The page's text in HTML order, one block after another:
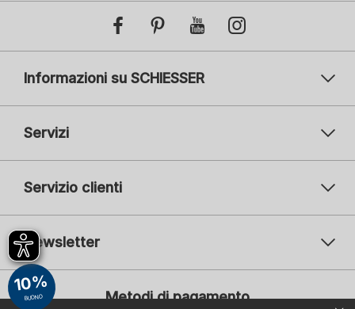
Informazioni su SCHIESSER
Servizi
Servizio clienti
Newsletter
Il vostro indirizzo e-mail
Iscrizione
Metodi di pagamento
10%
BUONO